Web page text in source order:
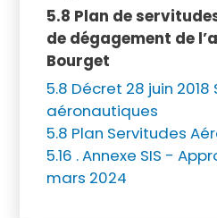
5.8 Plan de
de dégagement de
Bourget
5.8 Décret 28 juin
aéronautiques
5.8 Plan Servitudes
5.16 . Annexe SIS -
mars 2024